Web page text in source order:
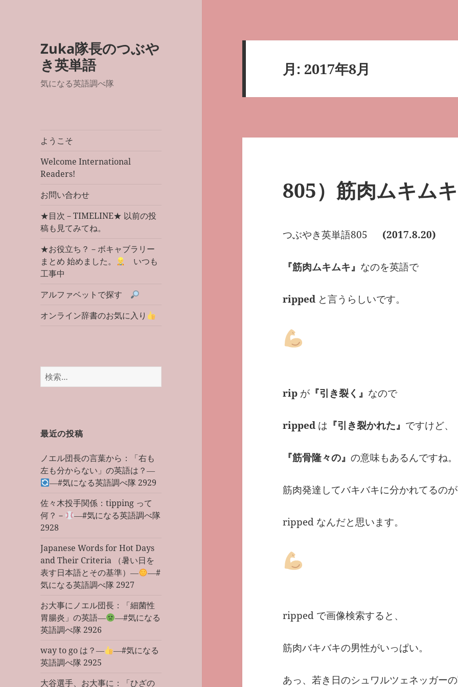
Zuka隊長のつぶや
き英単語
気になる英語調べ隊
ようこそ
Welcome International
Readers!
お問い合わせ
★目次－TIMELINE★ 以前の投
稿も見てみてね。
★お役立ち？－ボキャブラリー
まとめ 始めました。
いつも
工事中
アルファベットで探す
オンライン辞書のお気に入り
検
索:
最近の投稿
ノエル団長の言葉から：「右も
左も分からない」の英語は？―
―#気になる英語調べ隊 2929
佐々木投手関係：tipping って
何？－
―#気になる英語調べ隊
2928
Japanese Words for Hot Days
and Their Criteria （暑い日を
表す日本語とその基準）―
―#
気になる英語調べ隊 2927
お大事にノエル団長：「細菌性
胃腸炎」の英語―
―#気になる
英語調べ隊 2926
way to go は？―
―#気になる
英語調べ隊 2925
大谷選手、お大事に：「ひざの
月: 2017年8月
805）筋肉ムキムキ
つぶやき英単語805 (2017.8.20)
『筋肉ムキムキ』 なのを英語で
ripped と言うらしいです。
rip が 『引き裂く』 なので
ripped は 『引き裂かれた』 ですけど、
『筋骨隆々の』の意味もあるんですね。
筋肉発達してバキバキに分かれてるのが
ripped なんだと思います。
ripped で画像検索すると、
筋肉バキバキの男性がいっぱい。
あっ、若き日のシュワルツェネッガー